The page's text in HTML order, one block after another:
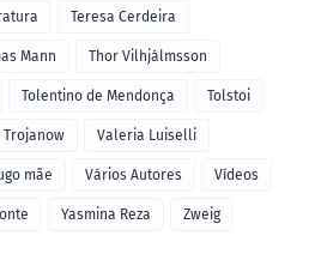
Teresa Cerdeira
Mann Thor Vilhjálmsson
Tolentino de Mendonça Tolstoi
Trojanow Valeria Luiselli
mãe Vários Autores Vídeos
Yasmina Reza Zweig